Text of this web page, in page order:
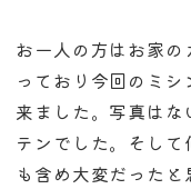
お一人の方はお家
っており今回のミ
来ました。写真は
テンでした。そし
も含め大変だった